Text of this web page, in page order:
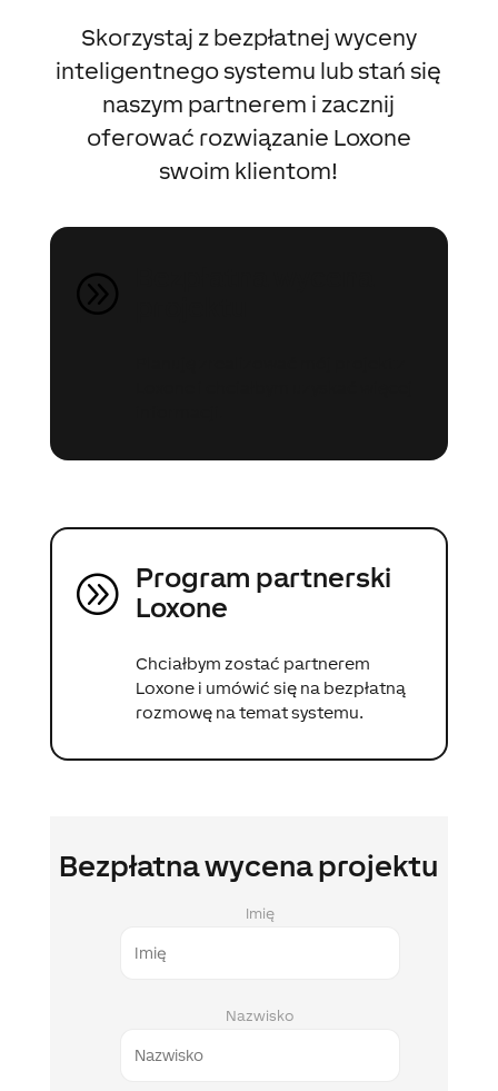
Skorzystaj z bezpłatnej wyceny
inteligentnego systemu lub stań się
naszym partnerem i zacznij
oferować rozwiązanie Loxone
swoim klientom!
A Program partnerski
Loxone
Chciałbym zostać partnerem
Loxone i umówić się na bezpłatną
rozmowę na temat systemu.
Bezpłatna wycena projektu
Imię
Nazwisko